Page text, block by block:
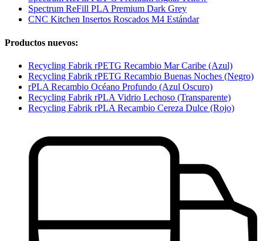
Spectrum ReFill PLA Premium Dark Grey
CNC Kitchen Insertos Roscados M4 Estándar
Productos nuevos:
Recycling Fabrik rPETG Recambio Mar Caribe (Azul)
Recycling Fabrik rPETG Recambio Buenas Noches (Negro)
rPLA Recambio Océano Profundo (Azul Oscuro)
Recycling Fabrik rPLA Vidrio Lechoso (Transparente)
Recycling Fabrik rPLA Recambio Cereza Dulce (Rojo)